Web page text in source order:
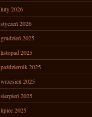
luty 2026
styczeń 2026
grudzień 2025
listopad 2025
październik 2025
wrzesień 2025
sierpień 2025
lipiec 2025